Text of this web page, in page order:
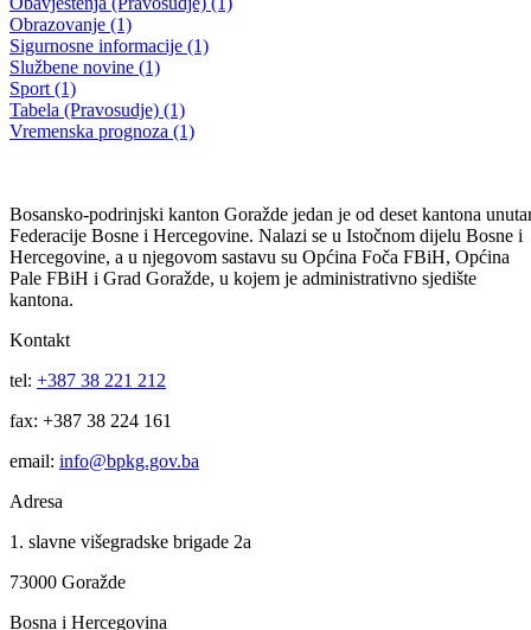
Javni oglas za prijem radnika u radni odnos Referent za blagajničke
poslove i Radnik na održavanju u JP “18. septembar” d.o.o.
28.08.2025